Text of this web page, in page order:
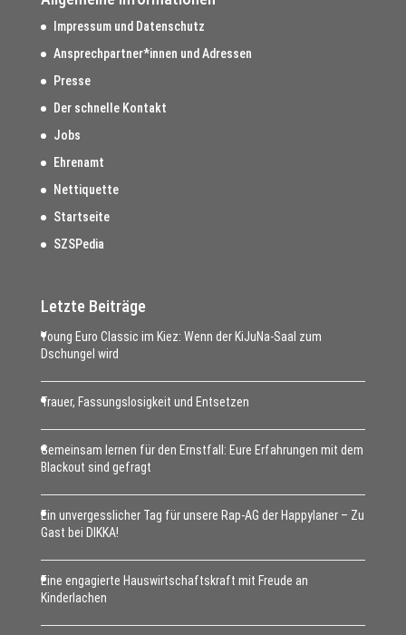
Impressum und Datenschutz
Ansprechpartner*innen und Adressen
Presse
Der schnelle Kontakt
Jobs
Ehrenamt
Nettiquette
Startseite
SZSPedia
Letzte Beiträge
Young Euro Classic im Kiez: Wenn der KiJuNa-Saal zum
Dschungel wird
Trauer, Fassungslosigkeit und Entsetzen
Gemeinsam lernen für den Ernstfall: Eure Erfahrungen mit dem
Blackout sind gefragt
Ein unvergesslicher Tag für unsere Rap-AG der Happylaner – Zu
Gast bei DIKKA!
Eine engagierte Hauswirtschaftskraft mit Freude an
Kinderlachen